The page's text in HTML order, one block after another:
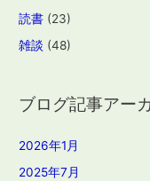
読書 (23)
雑談 (48)
ブログ記事アー
2026年1月
2025年7月